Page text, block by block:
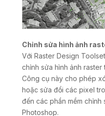
Chỉnh sửa hình ảnh
Với Raster Design
chỉnh sửa hình ảnh raster
Công cụ này cho phép
hoặc sửa đổi các pixel
đến các phần mềm chỉnh
Photoshop.